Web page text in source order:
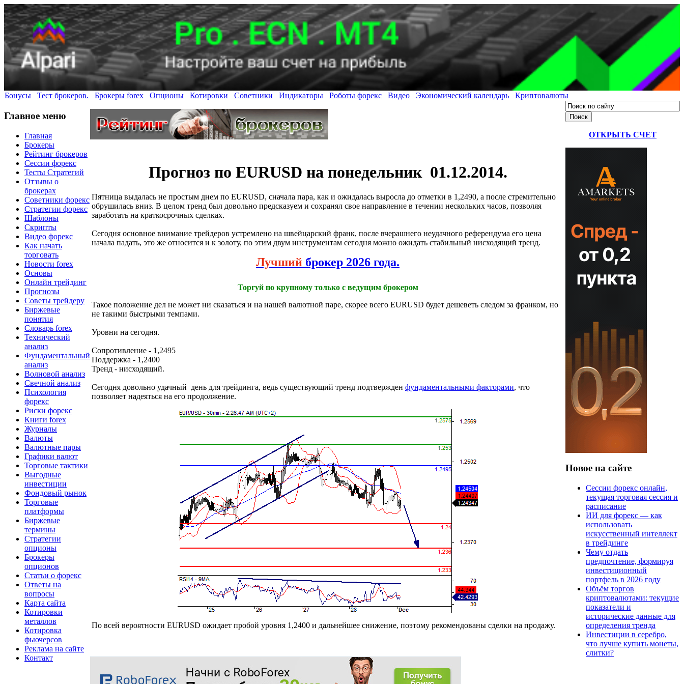
Бонусы Тест брокеров. Брокеры forex Опционы Котировки Советники Индикаторы Роботы форекс Видео Экономический календарь Криптовалюты
Главное меню
Главная
Брокеры
Рейтинг брокеров
Сессии форекс
Тесты Стратегий
Отзывы о
брокерах
Советники форекс
Стратегии форекс
Шаблоны
Скрипты
Видео форекс
Как начать
торговать
Новости forex
Основы
Онлайн трейдинг
Прогнозы
Советы трейдеру
Биржевые
понятия
Словарь forex
Технический
анализ
Фундаментальный
анализ
Волновой анализ
Свечной анализ
Психология
форекс
Риски форекс
Книги forex
Журналы
Валюты
Валютные пары
Графики валют
Торговые тактики
Выгодные
инвестиции
Фондовый рынок
Торговые
платформы
Биржевые
термины
Стратегии
опционы
Брокеры
опционов
Статьи о форекс
Ответы на
вопросы
Карта сайта
Котировки
металлов
Котировка
фьючерсов
Реклама на сайте
Контакт
Прогноз по EURUSD на понедельник 01.12.2014.
Пятница выдалась не простым днем по EURUSD, сначала пара, как и ожидалась выросла до отметки в 1,2490, а после стремительно
обрушилась вниз. В целом тренд был довольно предсказуем и сохранял свое направление в течении нескольких часов, позволяя
заработать на краткосрочных сделках.
Сегодня основное внимание трейдеров устремлено на швейцарский франк, после вчерашнего неудачного референдума его цена
начала падать, это же относится и к золоту, по этим двум инструментам сегодня можно ожидать стабильный нисходящий тренд.
Лучший брокер 2026 года.
Торгуй по крупному только с ведущим брокером
Такое положение дел не может ни сказаться и на нашей валютной паре, скорее всего EURUSD будет дешеветь следом за франком, но
не такими быстрыми темпами.
Уровни на сегодня.
Сопротивление - 1,2495
Поддержка - 1,2400
Тренд - нисходящий.
Сегодня довольно удачный день для трейдинга, ведь существующий тренд подтвержден фундаментальными факторами, что
позволяет надеяться на его продолжение.
По всей вероятности EURUSD ожидает пробой уровня 1,2400 и дальнейшее снижение, поэтому рекомендованы сделки на продажу.
ОТКРЫТЬ СЧЕТ
Новое на сайте
Сессии форекс онлайн,
текущая торговая сессия и
расписание
ИИ для форекс — как
использовать
искусственный интеллект
в трейдинге
Чему отдать
предпочтение, формируя
инвестиционный
портфель в 2026 году
Объём торгов
криптовалютами: текущие
показатели и
исторические данные для
определения тренда
Инвестиции в серебро,
что лучше купить монеты,
слитки?